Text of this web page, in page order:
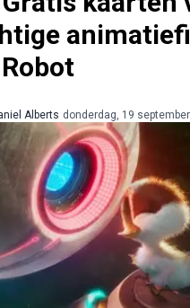
Alberts donderdag, 19